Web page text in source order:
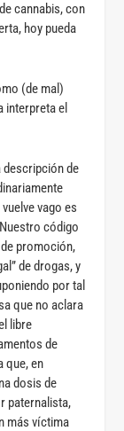
cannabis, con
hoy pueda
(de mal)
interpreta el
descripción de
vago es
código
promoción,
de drogas, y
por tal
que no aclara
libre
de
que, en
dosis de
paternalista,
más víctima